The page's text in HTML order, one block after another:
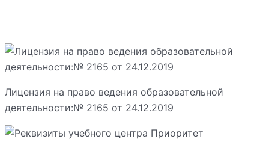
Лицензия на право ведения образовательной
деятельности:№ 2165 от 24.12.2019